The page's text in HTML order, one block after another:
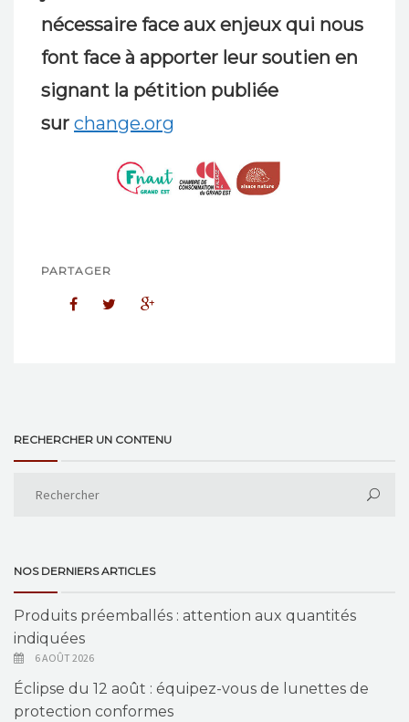
nécessaire face aux enjeux qui nous
font face à apporter leur soutien en
signant la pétition publiée
sur change.org
PARTAGER
RECHERCHER UN CONTENU
NOS DERNIERS ARTICLES
Produits préemballés : attention aux quantités
indiquées
6 AOÛT 2026
Éclipse du 12 août : équipez-vous de lunettes de
protection conformes